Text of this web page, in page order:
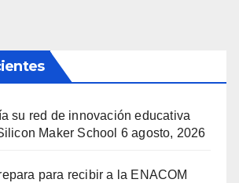
su red de innovación educativa
Maker School 6 agosto, 2026
para recibir a la ENACOM